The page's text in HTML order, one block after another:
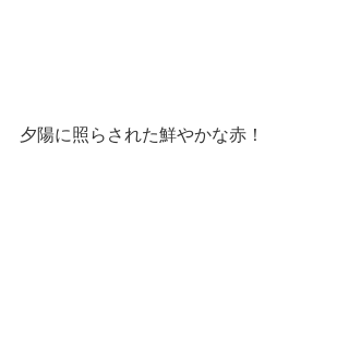
夕陽に照らされた鮮やかな赤！